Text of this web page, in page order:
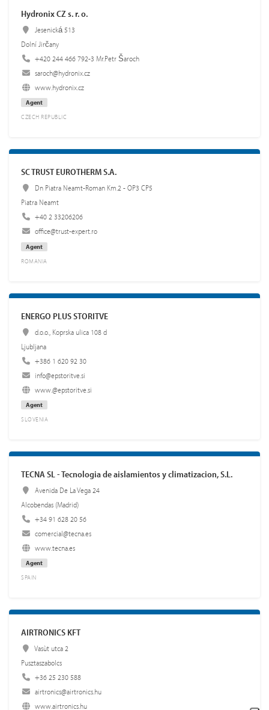
Hydronix CZ s. r. o.
Jesenická 513
Dolní Jirčany
+420 244 466 792-3 Mr.Petr Šaroch
saroch@hydronix.cz
www.hydronix.cz
Agent
CZECH REPUBLIC
SC TRUST EUROTHERM S.A.
Dn Piatra Neamt-Roman Km.2 - OP3 CP5
Piatra Neamt
+40 2 33206206
office@trust-expert.ro
Agent
ROMANIA
ENERGO PLUS STORITVE
d.o.o., Koprska ulica 108 d
Ljubljana
+386 1 620 92 30
info@epstoritve.si
www.@epstoritve.si
Agent
SLOVENIA
TECNA SL - Tecnologia de aislamientos y climatizacion, S.L.
Avenida De La Vega 24
Alcobendas (Madrid)
+34 91 628 20 56
comercial@tecna.es
www.tecna.es
Agent
SPAIN
AIRTRONICS KFT
Vasùt utca 2
Pusztaszabolcs
+36 25 230 588
airtronics@airtronics.hu
www.airtronics.hu